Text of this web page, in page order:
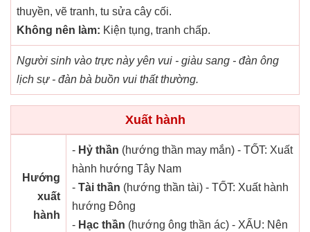
thuyền, vẽ tranh, tu sửa cây cối.
Không nên làm: Kiện tụng, tranh chấp.
Người sinh vào trực này yên vui - giàu sang - đàn ông
lịch sự - đàn bà buồn vui thất thường.
Xuất hành
Hướng
xuất
hành
- Hỷ thần (hướng thần may mắn) - TỐT: Xuất
hành hướng Tây Nam
- Tài thần (hướng thần tài) - TỐT: Xuất hành
hướng Đông
- Hạc thần (hướng ông thần ác) - XẤU: Nên